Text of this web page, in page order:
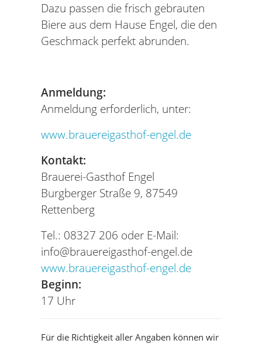
Dazu passen die frisch gebrauten
Biere aus dem Hause Engel, die den
Geschmack perfekt abrunden.
Anmeldung:
Anmeldung erforderlich, unter:
www.brauereigasthof-engel.de
Kontakt:
Brauerei-Gasthof Engel
Burgberger Straße 9, 87549
Rettenberg
Tel.: 08327 206 oder E-Mail:
info@brauereigasthof-engel.de
www.brauereigasthof-engel.de
Beginn:
17 Uhr
Für die Richtigkeit aller Angaben können wir